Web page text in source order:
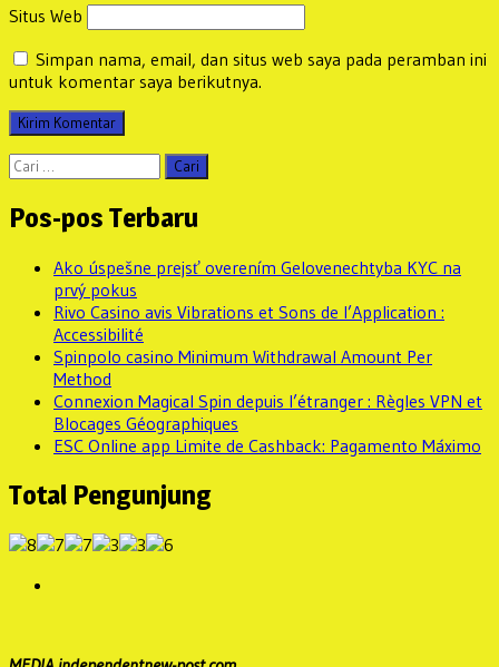
Situs Web
Simpan nama, email, dan situs web saya pada peramban ini
untuk komentar saya berikutnya.
Cari
untuk:
Pos-pos Terbaru
Ako úspešne prejsť overením Gelovenechtyba KYC na
prvý pokus
Rivo Casino avis Vibrations et Sons de l’Application :
Accessibilité
Spinpolo casino Minimum Withdrawal Amount Per
Method
Connexion Magical Spin depuis l’étranger : Règles VPN et
Blocages Géographiques
ESC Online app Limite de Cashback: Pagamento Máximo
Total Pengunjung